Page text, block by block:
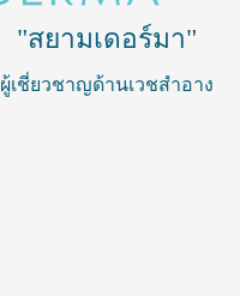
"สยามเดอร์มา"
ผู้เชี่ยวชาญด้านเวชสำอาง